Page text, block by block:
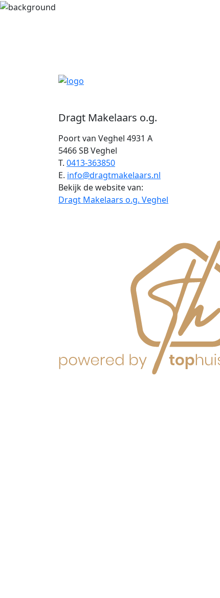
Dragt Makelaars o.g.
Poort van Veghel 4931 A
5466 SB Veghel
T. 0413-363850
E. info@dragtmakelaars.nl
Bekijk de website van:
Dragt Makelaars o.g. Veghel